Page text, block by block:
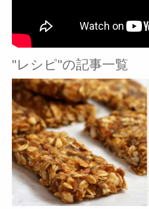
"レシピ"の記事一覧